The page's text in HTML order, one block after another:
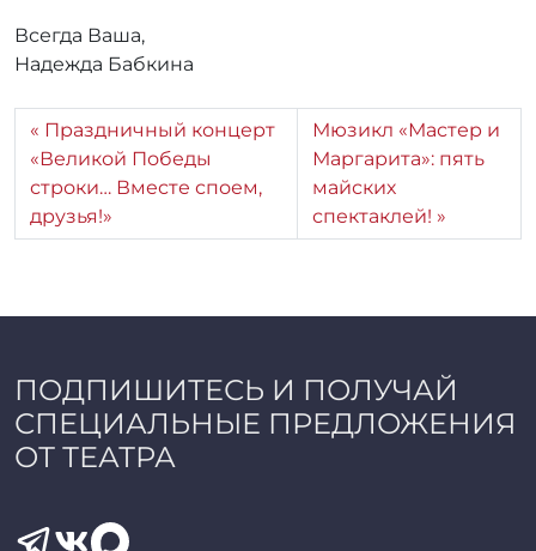
Всегда Ваша,
Надежда Бабкина
Праздничный концерт
«Великой Победы
строки… Вместе споем,
друзья!»
Мюзикл «Мастер и
Маргарита»: пять
майских
спектаклей!
ПОДПИШИТЕСЬ И ПОЛУЧАЙ
СПЕЦИАЛЬНЫЕ ПРЕДЛОЖЕНИЯ
ОТ ТЕАТРА